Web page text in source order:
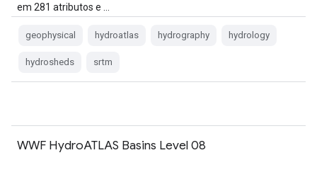
em 281 atributos e …
geophysical hydroatlas hydrography hydrology
hydrosheds srtm
WWF HydroATLAS Basins Level 08